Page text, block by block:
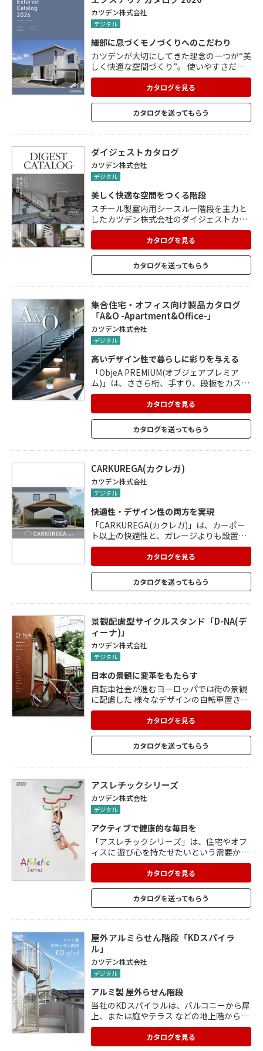
カツデン株式会社
デジタル
細部に息づくモノづくりへのこだわり
カツデンが大切にしてきた理念の一つが“美
しく快適な空間づくり”。 使いやすさだけ
ではなく、美しさも追求するべきという想
いのもと、金属加工のプロとして長年培わ
れてきた技術と美しさへのこだわりが製品
のいたるところに散りばめられています。
CYCLE STAND「D-NA」、PARKING BLOC
カタログを見る
カタログを送ってもらう
ダイジェストカタログ
カツデン株式会社
デジタル
美しく快適な空間をつくる階段
スチール製室内用シースルー階段を主力と
したカツデン株式会社のダイジェストカタ
ログ。 リビングに階段を設置することで、
会話も増え緊密なコミュニケーションが図
れます。 「シースルー階段」であれば、採
光や通風をより多く取り入れられます。 パ
ーツに分けた階段を現場で組み立てる「ノ
工期にも柔軟に対応可能。 アルミの3倍の
強度を持つスチールを使用し「美しいデザ
イン」を実現。
カタログを見る
カタログを送ってもらう
集合住宅・オフィス向け製品カタログ
「A&O -Apartment&Office-」
カツデン株式会社
デジタル
高いデザイン性で暮らしに彩りを与える
「ObjeA PREMIUM(オブジェアプレミア
ム)」は、ささら桁、手すり、段板をカスタ
マイズできるシースルー階段「ObjeA(オブ
ジェア)」に、集合住宅にも対応できる強度
や耐久性を有した新シリーズ。 スチール製
物干し「Hosuba(ホスバ)」、オシャレに室
内を彩るアスレチック器具「AthleticSerie
す。
カタログを見る
カタログを送ってもらう
CARKUREGA(カクレガ)
カツデン株式会社
デジタル
快適性・デザイン性の両方を実現
「CARKUREGA(カクレガ)」は、カーポー
ト以上の快適性と、ガレージよりも設置し
やすいデザイン性を両立した、新しいジャ
ンル「カーハウス」です。 アルミよりも強
度があるスチールを使い、より細く強いデ
ザインを実現。 熟練の職人の手により、ス
チールの接合部も溶接跡が目立ちません。
を組み合わせ、温度・湿度変化が激しい環
境下でも優れた耐久性を発揮。
カタログを見る
カタログを送ってもらう
景観配慮型サイクルスタンド「D-NA(デ
ィーナ)」
カツデン株式会社
デジタル
日本の景観に変革をもたらす
自転車社会が進むヨーロッパでは街の景観
に配慮した 様々なデザインの自転車置き場
が存在します。 一方、日本では街の景観を
妨げていることもしばしば。 そこでカツデ
ンアーキテックは景観配慮型サイクルスタ
ンド 「D-NA(ディーナ)」を提案します。
下記のような製品を掲載しています。 ■CL
ルになりました。 ■DELTA:最も小さく、壁
に設置してスペースを削減できます。
カタログを見る
カタログを送ってもらう
アスレチックシリーズ
カツデン株式会社
デジタル
アクティブで健康的な毎日を
「アスレチックシリーズ」は、住宅やオフ
ィスに 遊び心を持たせたいという需要から
生まれた 室内用のアスレチックアイテムで
に見劣りしないクオリティを実現しまし
た。 ■うんてい 子どもと大人の体力づくり
に。 アスレチックのある住空間が出来上が
たくなるような「のぼり棒」です。 本体カ
ラーバリエーション:7色
カタログを見る
カタログを送ってもらう
屋外アルミらせん階段「KDスパイラ
ル」
カツデン株式会社
デジタル
アルミ製 屋外らせん階段
当社のKDスパイラルは、バルコニーから屋
上、または庭やテラス などの地上階からバ
ルコニーへの昇降として最適な、 アルミ製
らせん階段です。 【バリエーション】 1)R
格子 カーブを描く格子デザインが特徴で
カタログを見る